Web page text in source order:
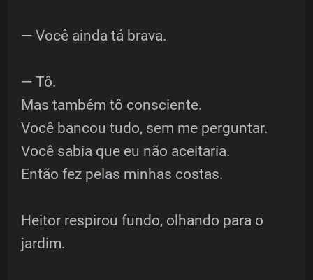
— Você ainda tá brava.
— Tô.
Mas também tô consciente.
Você bancou tudo, sem me perguntar.
Você sabia que eu não aceitaria.
Então fez pelas minhas costas.
Heitor respirou fundo, olhando para o
jardim.